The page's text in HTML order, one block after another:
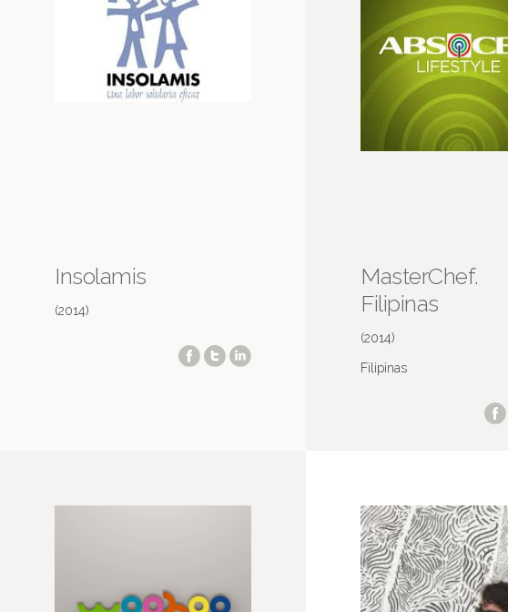
Insolamis
(2014)
MasterChef.
Filipinas
(2014)
Filipinas